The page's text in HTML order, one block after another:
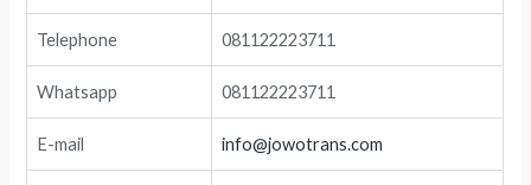
Telephone 081122223711
Whatsapp 081122223711
E-mail info@jowotrans.com